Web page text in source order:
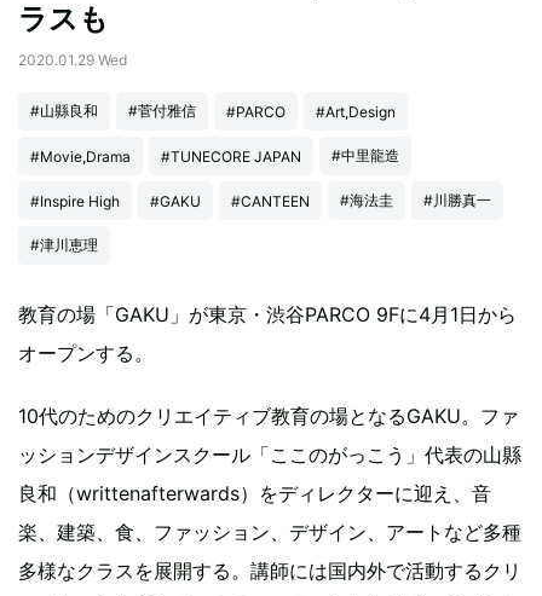
ラスも
2020.01.29 Wed
#山縣良和 #菅付雅信 #PARCO #Art,Design
#Movie,Drama #TUNECORE JAPAN #中里龍造
#Inspire High #GAKU #CANTEEN #海法圭 #川勝真一
#津川恵理
教育の場「GAKU」が東京・渋谷PARCO 9Fに4月1日から
オープンする。
10代のためのクリエイティブ教育の場となるGAKU。ファ
ッションデザインスクール「ここのがっこう」代表の山縣
良和（writtenafterwards）をディレクターに迎え、音
楽、建築、食、ファッション、デザイン、アートなど多種
多様なクラスを展開する。講師には国内外で活動するクリ